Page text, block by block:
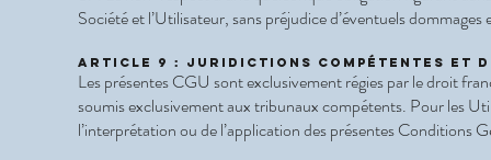
Société et l’Utilisateur, sans préjudice d’éventuels
Article 9 : Juridictions compétentes et
Les présentes CGU sont exclusivement régies par le droit
soumis exclusivement aux tribunaux compétents. Pour les
l’interprétation ou de l’application des présentes Conditions